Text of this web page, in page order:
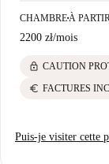
meilleur de la vie à
aujourd'hui !
CHAMBRE■À
2200 zł/mois
lock CAUTION
euro FACTURES
Puis-je visiter cette